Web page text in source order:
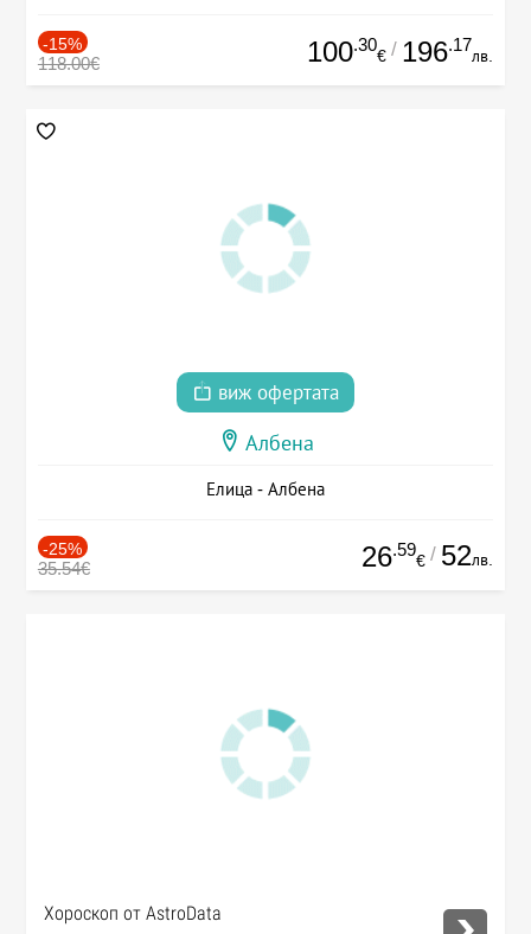
-15%
118.00€ 100.30
€ / 196.17
лв.
виж офертата
Албена
Елица - Албена
-25%
35.54€ 26.59
€ / 52лв.
Хороскоп от AstroData